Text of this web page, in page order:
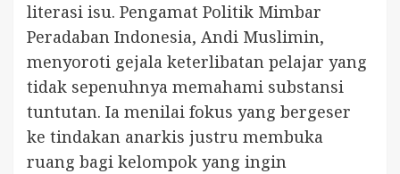
literasi isu. Pengamat Politik Mimbar
Peradaban Indonesia, Andi Muslimin,
menyoroti gejala keterlibatan pelajar yang
tidak sepenuhnya memahami substansi
tuntutan. Ia menilai fokus yang bergeser
ke tindakan anarkis justru membuka
ruang bagi kelompok yang ingin